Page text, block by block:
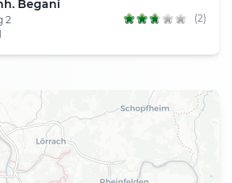
Begani
2
(2)